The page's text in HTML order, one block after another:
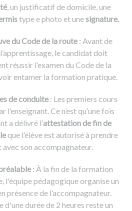
, un justificatif de domicile, une
type e photo et unesignature.
du Code de la route: Avant de
le candidat doit
réussir l’examen du Code de la
entamer la formation pratique.
de conduite: Les premiers cours
l’enseignant. Ce n’est qu’une fois
a délivré l’attestation de fin de
que l’élève est autorisé à prendre
avec son accompagnateur.
: À la fin de la formation
l'équipe pédagogique organise un
présence de l’accompagnateur.
d'une durée de 2 heures reste un